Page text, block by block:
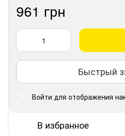
961 грн
Быстрый
Войти для отображения
В избранное